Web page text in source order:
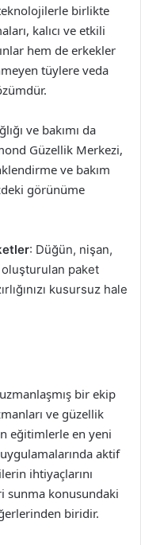
birlikte
kalıcı ve etkili
hem de erkekler
tüylere veda
ve bakımı da
Güzellik Merkezi,
ve bakım
görünüme
: Düğün, nişan,
paket
kusursuz hale
bir ekip
ve güzellik
eğitimlerle en yeni
aktif
ihtiyaçlarını
sunma konusundaki
biridir.